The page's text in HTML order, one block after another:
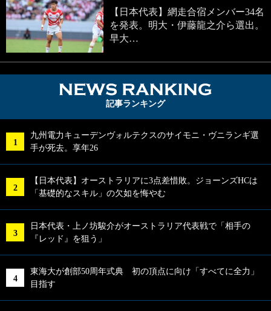
【日本代表】網走合宿メンバー34名
を発表。明大・伊藤龍之介ら選出。
早大…
記事ランキング
九州電力キューデンヴォルテクスのサイモニ・ヴニランギ選
手が死去。享年26
【日本代表】オーストラリアに3点差惜敗。ジョーンズHCは
「基礎的なスキル」の欠如を悔やむ
日本代表・上ノ坊駿介がオーストラリア代表戦で「相手の
『レッド』を狙う」
東海大が創部50周年式典 初の頂点に向け「すべてに全力」
目指す